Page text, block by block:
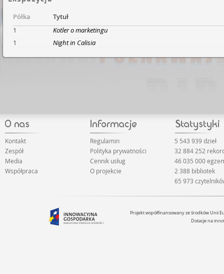
Półka
Tytuł
1
Kotler o marketingu
1
Night in Calisia
Kontakt
Zespół
Media
Współpraca
Regulamin
Polityka prywatności
Cennik usług
O projekcie
5 543 939 dzieł
32 884 252
46 035 000
2 388 bibliotek
65 973
Projekt współfinansowany ze środków Unii
Dotacje na